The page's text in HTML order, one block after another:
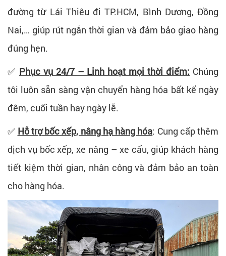
đường từ Lái Thiêu đi TP.HCM, Bình Dương, Đồng
Nai,… giúp rút ngắn thời gian và đảm bảo giao hàng
đúng hẹn.
✅ Phục vụ 24/7 – Linh hoạt mọi thời điểm: Chúng
tôi luôn sẵn sàng vận chuyển hàng hóa bất kể ngày
đêm, cuối tuần hay ngày lễ.
✅ Hỗ trợ bốc xếp, nâng hạ hàng hóa: Cung cấp thêm
dịch vụ bốc xếp, xe nâng – xe cẩu, giúp khách hàng
tiết kiệm thời gian, nhân công và đảm bảo an toàn
cho hàng hóa.